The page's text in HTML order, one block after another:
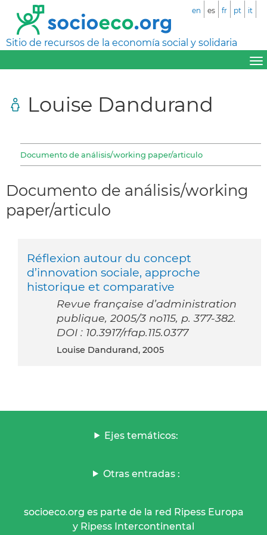
Sitio de recursos de la economía social y solidaria
en es fr pt it
Louise Dandurand
Documento de análisis/working paper/articulo
Documento de análisis/working
paper/articulo
Réflexion autour du concept
d’innovation sociale, approche
historique et comparative
Revue française d’administration
publique, 2005/3 no115, p. 377-382.
DOI : 10.3917/rfap.115.0377
Louise Dandurand, 2005
Ejes temáticos:
Otras entradas :
socioeco.org es parte de la red Ripess Europa
y Ripess Intercontinental